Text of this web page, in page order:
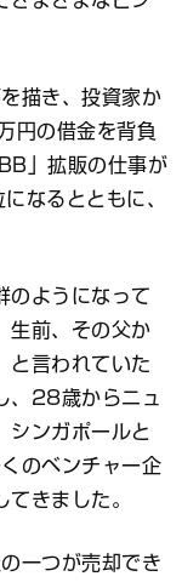
描き、投資家か
円の借金を背負
」拡販の仕事が
なるとともに、
のようになって
生前、その父か
と言われていた
、28歳からニュ
シンガポールと
のベンチャー企
きました。
一つが売却でき